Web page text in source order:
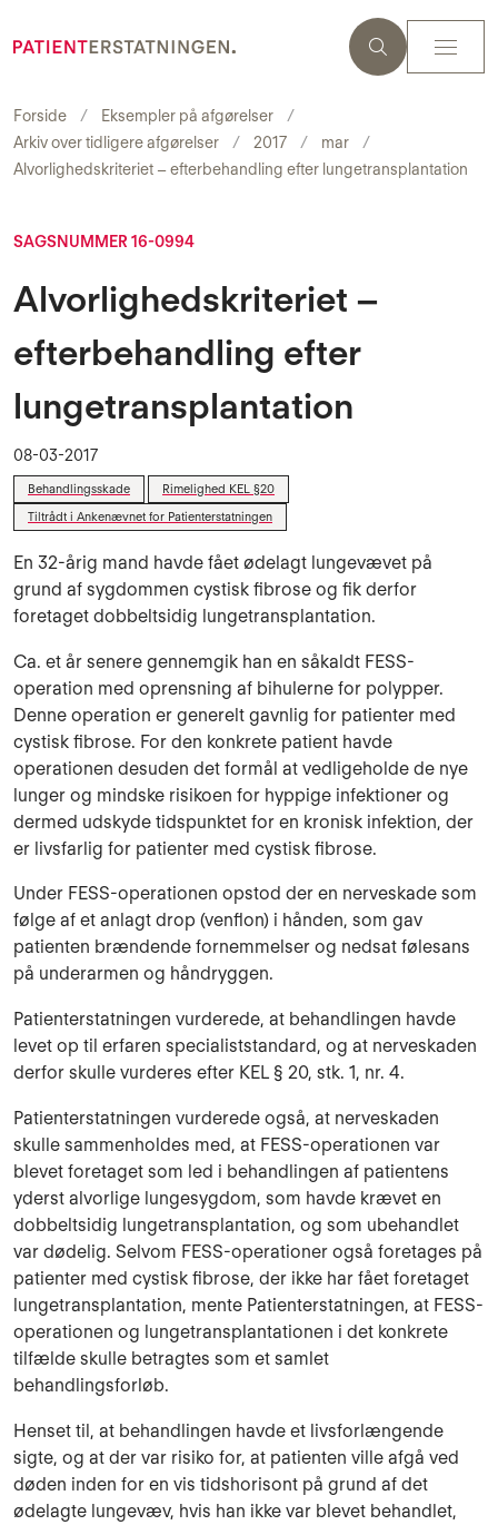
Forside
Eksempler på afgørelser
Arkiv over tidligere afgørelser
2017
mar
Alvorlighedskriteriet – efterbehandling efter lungetransplantation
SAGSNUMMER 16-0994
Alvorlighedskriteriet –
efterbehandling efter
lungetransplantation
08-03-2017
Behandlingsskade
Rimelighed KEL §20
Tiltrådt i Ankenævnet for Patienterstatningen
En 32-årig mand havde fået ødelagt lungevævet på
grund af sygdommen cystisk fibrose og fik derfor
foretaget dobbeltsidig lungetransplantation.
Ca. et år senere gennemgik han en såkaldt FESS-
operation med oprensning af bihulerne for polypper.
Denne operation er generelt gavnlig for patienter med
cystisk fibrose. For den konkrete patient havde
operationen desuden det formål at vedligeholde de nye
lunger og mindske risikoen for hyppige infektioner og
dermed udskyde tidspunktet for en kronisk infektion, der
er livsfarlig for patienter med cystisk fibrose.
Under FESS-operationen opstod der en nerveskade som
følge af et anlagt drop (venflon) i hånden, som gav
patienten brændende fornemmelser og nedsat følesans
på underarmen og håndryggen.
Patienterstatningen vurderede, at behandlingen havde
levet op til erfaren specialiststandard, og at nerveskaden
derfor skulle vurderes efter KEL § 20, stk. 1, nr. 4.
Patienterstatningen vurderede også, at nerveskaden
skulle sammenholdes med, at FESS-operationen var
blevet foretaget som led i behandlingen af patientens
yderst alvorlige lungesygdom, som havde krævet en
dobbeltsidig lungetransplantation, og som ubehandlet
var dødelig. Selvom FESS-operationer også foretages på
patienter med cystisk fibrose, der ikke har fået foretaget
lungetransplantation, mente Patienterstatningen, at FESS-
operationen og lungetransplantationen i det konkrete
tilfælde skulle betragtes som et samlet
behandlingsforløb.
Henset til, at behandlingen havde et livsforlængende
sigte, og at der var risiko for, at patienten ville afgå ved
døden inden for en vis tidshorisont på grund af det
ødelagte lungevæv, hvis han ikke var blevet behandlet,